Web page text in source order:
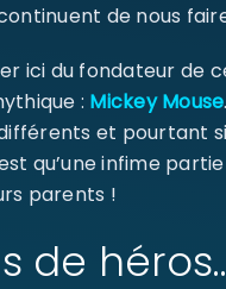
de nous
ici du fondateur de
: Mickey Mouse
et pourtant
qu’une infime
parents !
de